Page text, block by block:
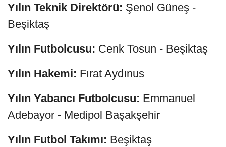
Yılın Teknik Direktörü: Şenol Güneş -
Beşiktaş
Yılın Futbolcusu: Cenk Tosun - Beşiktaş
Yılın Hakemi: Fırat Aydınus
Yılın Yabancı Futbolcusu: Emmanuel
Adebayor - Medipol Başakşehir
Yılın Futbol Takımı: Beşiktaş